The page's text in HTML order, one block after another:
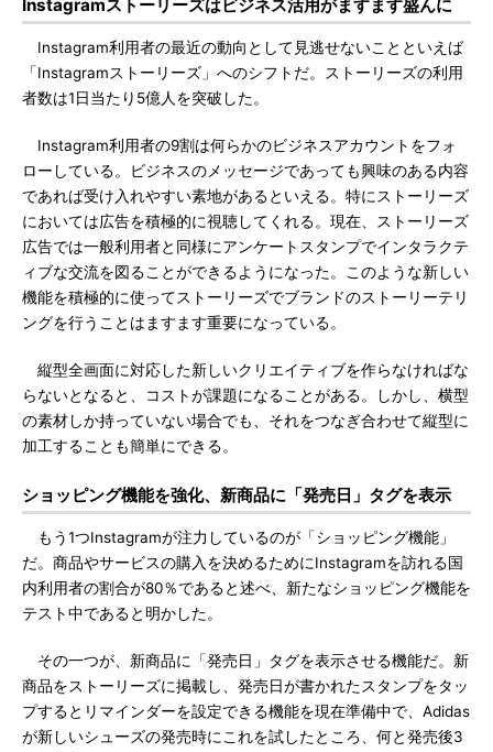
Instagramストーリーズはビジネス活用がますます盛んに
Instagram利用者の最近の動向として見逃せないことといえば
「Instagramストーリーズ」へのシフトだ。ストーリーズの利用
者数は1日当たり5億人を突破した。
Instagram利用者の9割は何らかのビジネスアカウントをフォ
ローしている。ビジネスのメッセージであっても興味のある内容
であれば受け入れやすい素地があるといえる。特にストーリーズ
においては広告を積極的に視聴してくれる。現在、ストーリーズ
広告では一般利用者と同様にアンケートスタンプでインタラクテ
ィブな交流を図ることができるようになった。このような新しい
機能を積極的に使ってストーリーズでブランドのストーリーテリ
ングを行うことはますます重要になっている。
縦型全画面に対応した新しいクリエイティブを作らなければな
らないとなると、コストが課題になることがある。しかし、横型
の素材しか持っていない場合でも、それをつなぎ合わせて縦型に
加工することも簡単にできる。
ショッピング機能を強化、新商品に「発売日」タグを表示
もう1つInstagramが注力しているのが「ショッピング機能」
だ。商品やサービスの購入を決めるためにInstagramを訪れる国
内利用者の割合が80％であると述べ、新たなショッピング機能を
テスト中であると明かした。
その一つが、新商品に「発売日」タグを表示させる機能だ。新
商品をストーリーズに掲載し、発売日が書かれたスタンプをタッ
プするとリマインダーを設定できる機能を現在準備中で、Adidas
が新しいシューズの発売時にこれを試したところ、何と発売後3